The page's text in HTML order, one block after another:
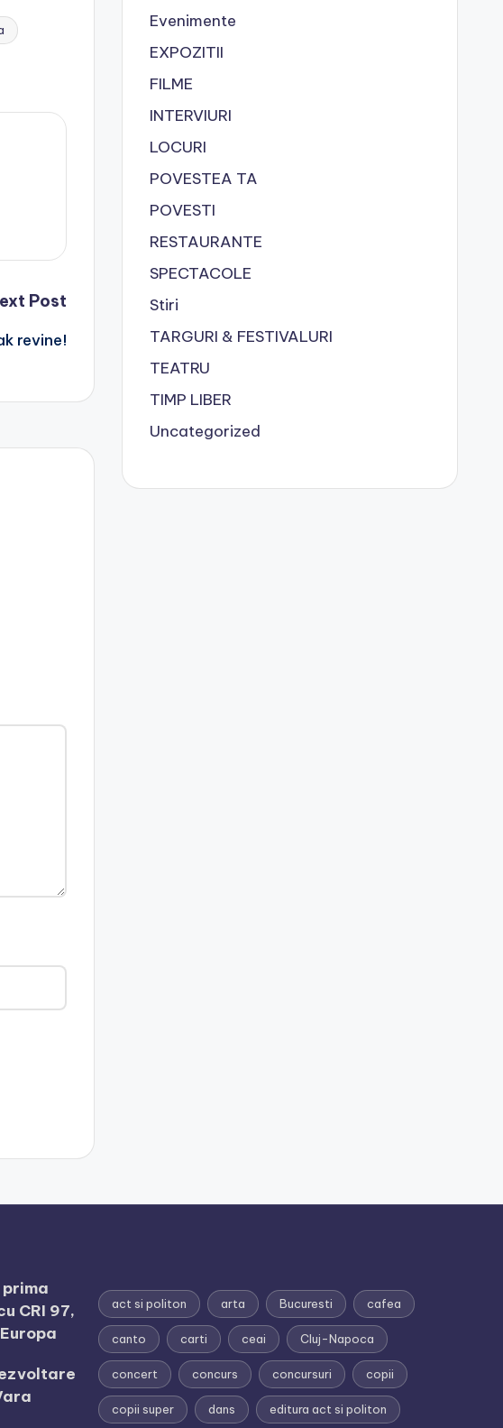
Post
revine!
Evenimente
EXPOZITII
FILME
INTERVIURI
LOCURI
POVESTEA TA
POVESTI
RESTAURANTE
SPECTACOLE
Stiri
TARGURI & FESTIVALURI
TEATRU
TIMP LIBER
Uncategorized
CRI 97,
act si politon arta Bucuresti cafea
canto carti ceai Cluj-Napoca
concert concurs concursuri copii
copii super dans editura act si politon